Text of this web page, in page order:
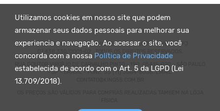
Utilizamos cookies em nosso site que podem
armazenar seus dados pessoais para melhorar sua
experiencia e navegação. Ao acessar o site, você
concorda com a nossa Política de Privacidade
estabelecida de acordo com o Art. 5 da LGPD (Lei
13.709/2018).
© KING55 - LOJA DE ROUPAS VEGANO E SUSTENTÁVEL. CNPJ:
07.438.330/0001-02 . TODOS OS DIREITOS RESERVADOS.
RUA DOUTOR VIRGÍLIO DE CARVALHO PINTO - 190, 05415-020 - SÃO PAULO
- SP - BRASIL - FONE: 55 (11) 3064-8056. EMAIL: